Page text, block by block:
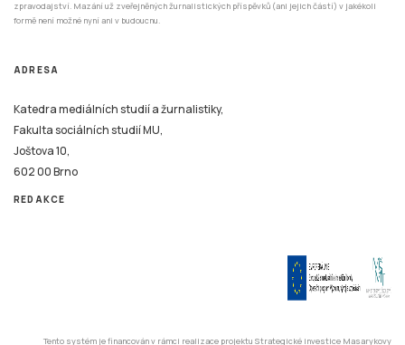
ADRESA
Katedra mediálních studií a žurnalistiky,
Joštova 10,
602 00 Brno
REDAKCE
Tento systém je financován v rámci realizace projektu Strategické investice Masarykovy